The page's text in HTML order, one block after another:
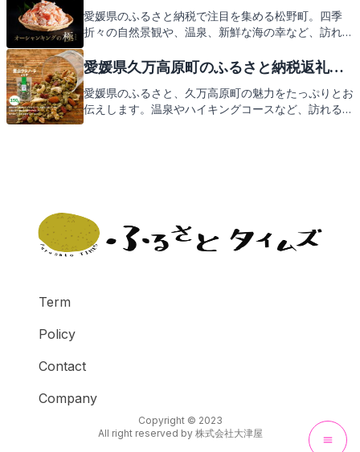
どうぞお楽しみに。
愛媛県のふるさと納税で注目を集める松野町。四季
折々の自然景観や、温泉、新鮮な海の幸など、訪れる
光スポットやご当地グルメを紹介し、ふるさと納税で
愛媛県久万高原町のふるさと納税返礼品9
選
愛媛県のふるさと、久万高原町の魅力をたっぷりとお
伝えします。温泉やハイキングコースなど、訪れる
Term
Policy
Contact
Company
Copyright © 2023
All right reserved by 株式会社大津屋